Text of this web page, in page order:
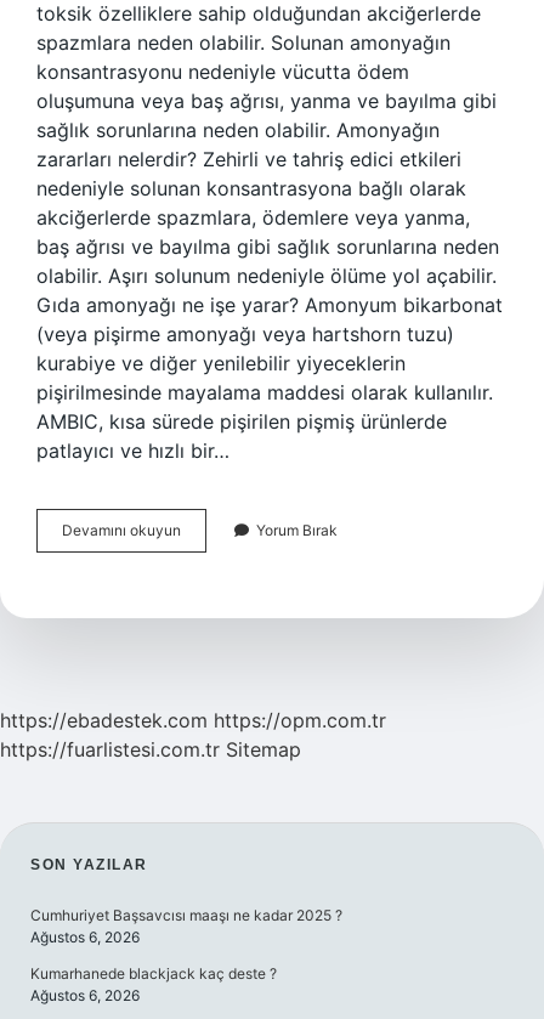
toksik özelliklere sahip olduğundan akciğerlerde
spazmlara neden olabilir. Solunan amonyağın
konsantrasyonu nedeniyle vücutta ödem
oluşumuna veya baş ağrısı, yanma ve bayılma gibi
sağlık sorunlarına neden olabilir. Amonyağın
zararları nelerdir? Zehirli ve tahriş edici etkileri
nedeniyle solunan konsantrasyona bağlı olarak
akciğerlerde spazmlara, ödemlere veya yanma,
baş ağrısı ve bayılma gibi sağlık sorunlarına neden
olabilir. Aşırı solunum nedeniyle ölüme yol açabilir.
Gıda amonyağı ne işe yarar? Amonyum bikarbonat
(veya pişirme amonyağı veya hartshorn tuzu)
kurabiye ve diğer yenilebilir yiyeceklerin
pişirilmesinde mayalama maddesi olarak kullanılır.
AMBIC, kısa sürede pişirilen pişmiş ürünlerde
patlayıcı ve hızlı bir…
Devamını okuyun
Amonyağı
Yorum Bırak
https://ebadestek.com https://opm.com.tr
https://fuarlistesi.com.tr Sitemap
SIDEBAR
SON YAZILAR
Cumhuriyet Başsavcısı maaşı ne kadar 2025 ?
Ağustos 6, 2026
Kumarhanede blackjack kaç deste ?
Ağustos 6, 2026